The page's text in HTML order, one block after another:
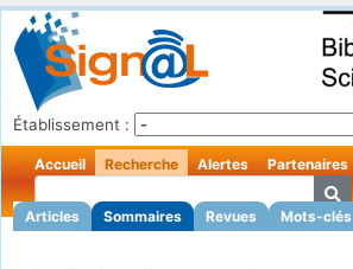
Établissement :
Accueil Recherche
Articles Sommaires Revues Mots-clés
Alertes Partenaires